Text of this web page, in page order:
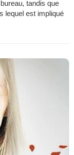
tandis que
lequel est impliqué